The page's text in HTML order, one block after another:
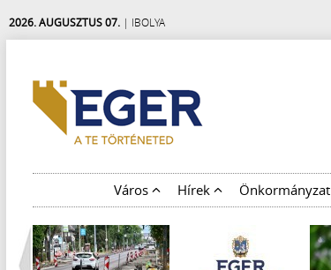
2026. AUGUSZTUS 07. | IBOLYA
Város Hírek Önkormányzat